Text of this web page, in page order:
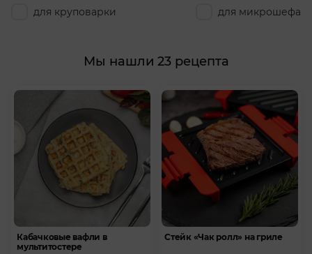
для круповарки для микрошефа
Мы нашли 23 рецепта
Кабачковые вафли в
мультитостере
Стейк «Чак ролл» на гриле